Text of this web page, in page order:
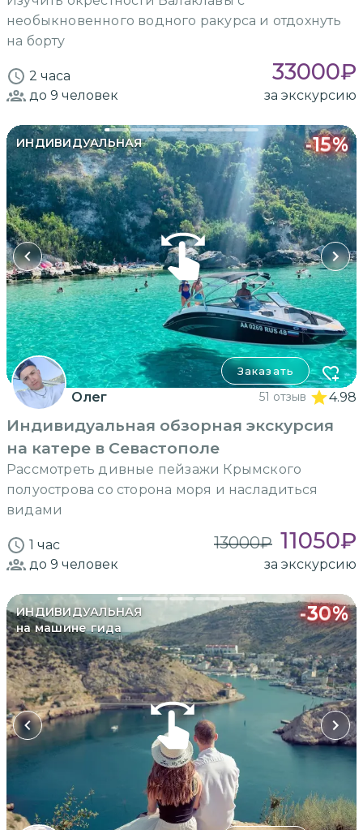
необыкновенного водного ракурса и отдохнуть
на борту
2 часа 33000₽
до 9 человек за экскурсию
ИНДИВИДУАЛЬНАЯ -15%
Заказать
Олег 51 отзыв 4.98
Индивидуальная обзорная экскурсия
на катере в Севастополе
Рассмотреть дивные пейзажи Крымского
полуострова со сторона моря и насладиться
видами
1 час 13000₽ 11050₽
до 9 человек за экскурсию
ИНДИВИДУАЛЬНАЯ
на машине гида
-30%